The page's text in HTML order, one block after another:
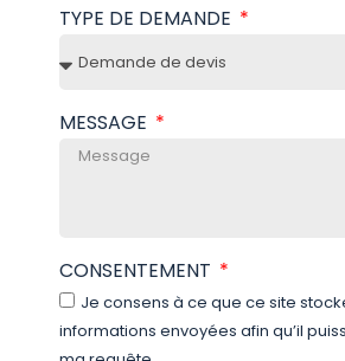
TYPE DE DEMANDE
MESSAGE
CONSENTEMENT
Je consens à ce que ce site
informations envoyées afin qu’il